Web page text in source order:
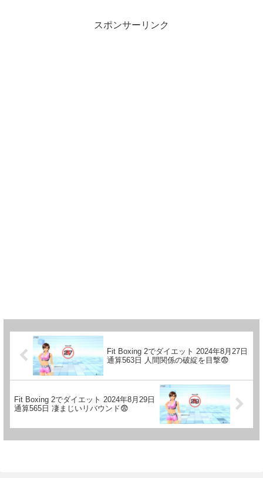
スポンサーリンク
Fit Boxing 2でダイエット 2024年8月27日
通算563日 人間関係の破綻を目撃😨
Fit Boxing 2でダイエット 2024年8月29日
通算565日 凄まじいリバウンド😨